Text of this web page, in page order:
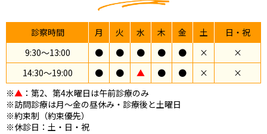
診察時間 月 火 水 木 金 土
日・祝
9:30〜13:00
● ● ● ● ● ×
×
14:30〜19:00
● ● ▲ ● ● ×
×
※▲ ：第2、第4水曜日は午前診療のみ
※訪問診療は月～金の昼休み・診療後と土曜日
※約束制（約束優先）
※休診日：土・日・祝